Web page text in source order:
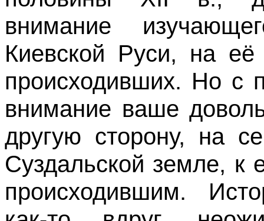
внимание
Киевской Руси, на
происходивших. Но с
внимание ваше
другую сторону, на
Суздальской земле, к
происходившим.